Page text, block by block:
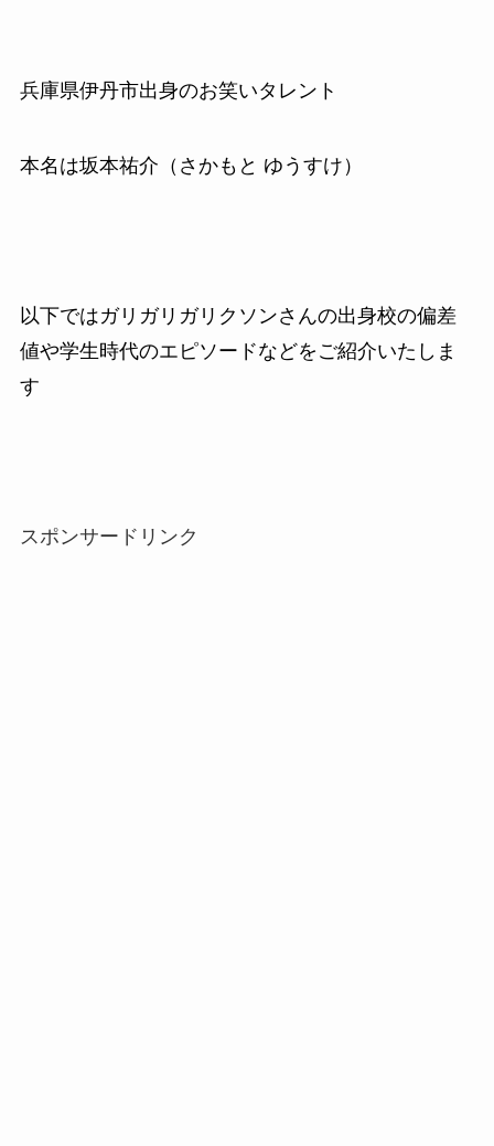
兵庫県伊丹市出身のお笑いタレント
本名は坂本祐介（さかもと ゆうすけ）
以下ではガリガリガリクソンさんの出身校の偏差
値や学生時代のエピソードなどをご紹介いたしま
す
スポンサードリンク